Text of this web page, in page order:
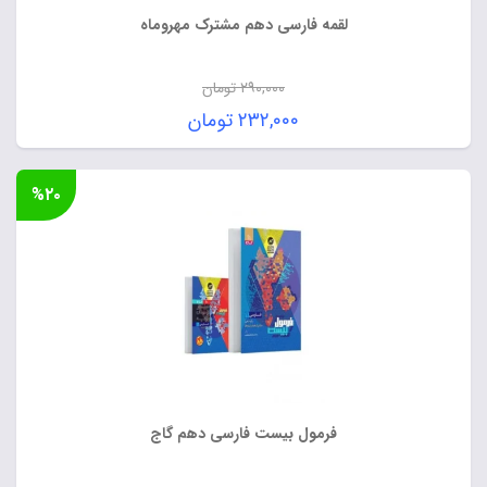
لقمه فارسی دهم مشترک مهروماه
۲۹۰,۰۰۰تومان
قیمت
اصلی:
۲۹۰,۰۰۰ تومان
۲۳۲,۰۰۰تومان
قیمت
فعلی:
فرمول بیست فارسی دهم گاج
%۲۰